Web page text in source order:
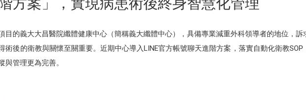
目的義大大昌醫院纖體健康中心（簡稱義大纖體中心），具備專業減重外科領導者的地位，訴
術後的衛教與關懷至關重要。近期中心導入LINE官方帳號聊天進階方案，落實自動化衛教SOP
管理更為完善。